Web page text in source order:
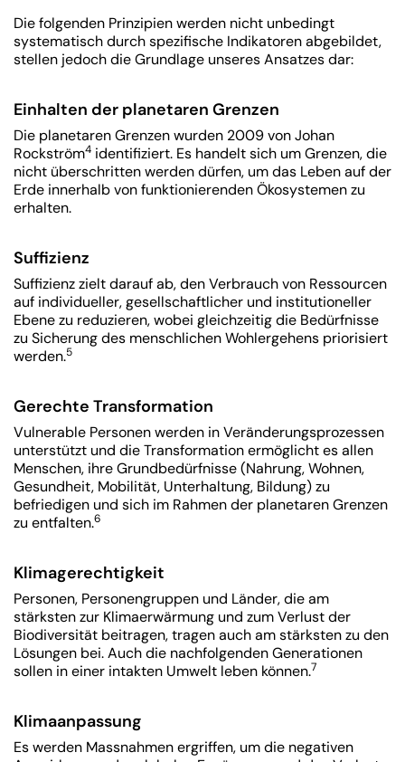
Die folgenden Prinzipien werden nicht unbedingt
systematisch durch spezifische Indikatoren abgebildet,
stellen jedoch die Grundlage unseres Ansatzes dar:
Einhalten der planetaren Grenzen
Die planetaren Grenzen wurden 2009 von Johan
Rockström4 identifiziert. Es handelt sich um Grenzen, die
nicht überschritten werden dürfen, um das Leben auf der
Erde innerhalb von funktionierenden Ökosystemen zu
erhalten.
Suffizienz
Suffizienz zielt darauf ab, den Verbrauch von Ressourcen
auf individueller, gesellschaftlicher und institutioneller
Ebene zu reduzieren, wobei gleichzeitig die Bedürfnisse
zu Sicherung des menschlichen Wohlergehens priorisiert
werden.5
Gerechte Transformation
Vulnerable Personen werden in Veränderungsprozessen
unterstützt und die Transformation ermöglicht es allen
Menschen, ihre Grundbedürfnisse (Nahrung, Wohnen,
Gesundheit, Mobilität, Unterhaltung, Bildung) zu
befriedigen und sich im Rahmen der planetaren Grenzen
zu entfalten.6
Klimagerechtigkeit
Personen, Personengruppen und Länder, die am
stärksten zur Klimaerwärmung und zum Verlust der
Biodiversität beitragen, tragen auch am stärksten zu den
Lösungen bei. Auch die nachfolgenden Generationen
sollen in einer intakten Umwelt leben können.7
Klimaanpassung
Es werden Massnahmen ergriffen, um die negativen